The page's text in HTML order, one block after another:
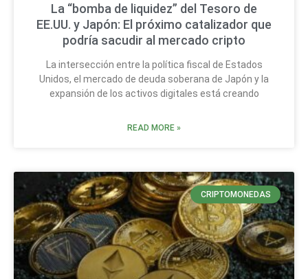
La “bomba de liquidez” del Tesoro de
EE.UU. y Japón: El próximo catalizador que
podría sacudir al mercado cripto
La intersección entre la política fiscal de Estados
Unidos, el mercado de deuda soberana de Japón y la
expansión de los activos digitales está creando
READ MORE »
CRIPTOMONEDAS